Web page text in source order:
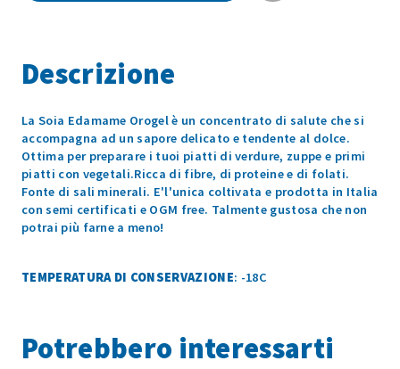
Descrizione
La Soia Edamame Orogel è un concentrato di salute che si
accompagna ad un sapore delicato e tendente al dolce.
Ottima per preparare i tuoi piatti di verdure, zuppe e primi
piatti con vegetali.Ricca di fibre, di proteine e di folati.
Fonte di sali minerali. E'l'unica coltivata e prodotta in Italia
con semi certificati e OGM free. Talmente gustosa che non
potrai più farne a meno!
TEMPERATURA DI CONSERVAZIONE: -18C
Potrebbero interessarti